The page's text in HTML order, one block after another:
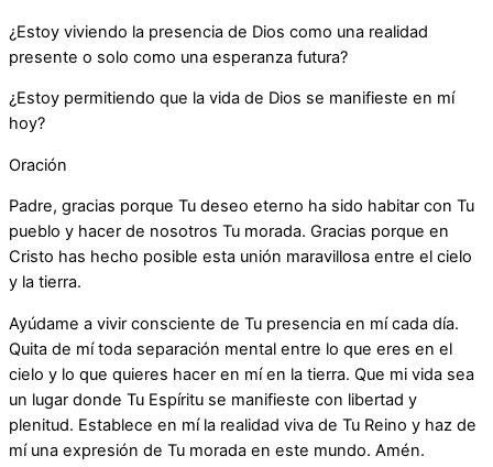
¿Estoy viviendo la presencia de Dios como una realidad
presente o solo como una esperanza futura?
¿Estoy permitiendo que la vida de Dios se manifieste en mí
hoy?
Oración
Padre, gracias porque Tu deseo eterno ha sido habitar con Tu
pueblo y hacer de nosotros Tu morada. Gracias porque en
Cristo has hecho posible esta unión maravillosa entre el cielo
y la tierra.
Ayúdame a vivir consciente de Tu presencia en mí cada día.
Quita de mí toda separación mental entre lo que eres en el
cielo y lo que quieres hacer en mí en la tierra. Que mi vida sea
un lugar donde Tu Espíritu se manifieste con libertad y
plenitud. Establece en mí la realidad viva de Tu Reino y haz de
mí una expresión de Tu morada en este mundo. Amén.